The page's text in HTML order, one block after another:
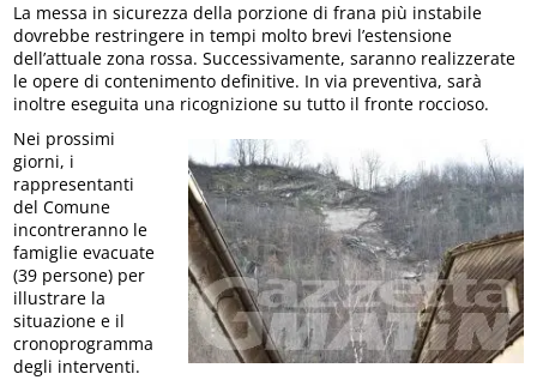
La messa in sicurezza della porzione di frana più instabile
dovrebbe restringere in tempi molto brevi l’estensione
dell’attuale zona rossa. Successivamente, saranno realizzerate
le opere di contenimento definitive. In via preventiva, sarà
inoltre eseguita una ricognizione su tutto il fronte roccioso.
Nei prossimi
giorni, i
rappresentanti
del Comune
incontreranno le
famiglie evacuate
(39 persone) per
illustrare la
situazione e il
cronoprogramma
degli interventi.